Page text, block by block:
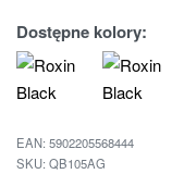
Dostępne kolory:
EAN: 5902205568444
QB105AG